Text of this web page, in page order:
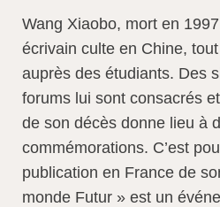
Wang Xiaobo, mort en
écrivain culte en Chine,
auprès des étudiants. Des
forums lui sont consacrés
de son décès donne lieu à
commémorations. C’est
publication en France de
monde Futur » est un